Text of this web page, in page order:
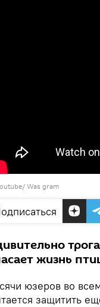
Was gram
жизнь
юзеров во
защитить